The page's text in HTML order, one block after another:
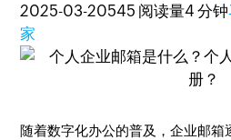
2025-03-20545 阅读量4 分钟
家
随着数字化办公的普及，企业邮箱